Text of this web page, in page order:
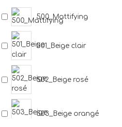
500_Mattifying
501_Beige clair
502_Beige rosé
503_Beige orangé